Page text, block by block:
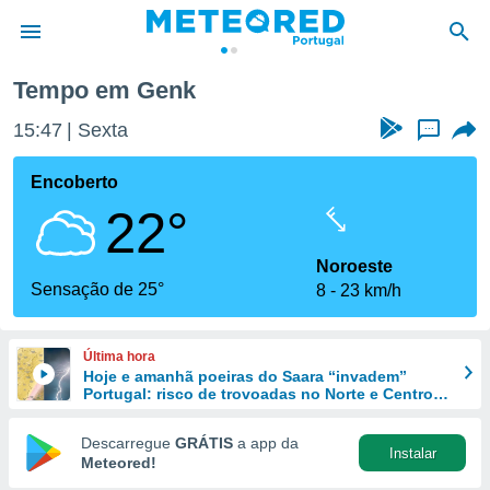
da
foi
fornecidas
a este
das
e
forma
digital
Tempo em Genk
15:47 Sexta ...
Encoberto
22°
Sensação de 25°
Noroeste
8
23 km/h
Última hora
Hoje e amanhã poeiras do Saara “invadem”
Portugal: risco de trovoadas no Norte e Centro
Descarregue GRÁTIS a app da
Meteored!
Instalar